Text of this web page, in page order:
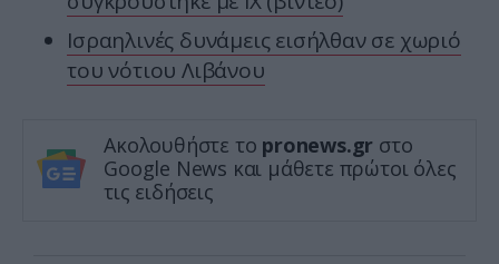
Ισραηλινές δυνάμεις εισήλθαν σε χωριό
του νότιου Λιβάνου
Ακολουθήστε το pronews.gr στο
Google News και μάθετε πρώτοι όλες
τις ειδήσεις